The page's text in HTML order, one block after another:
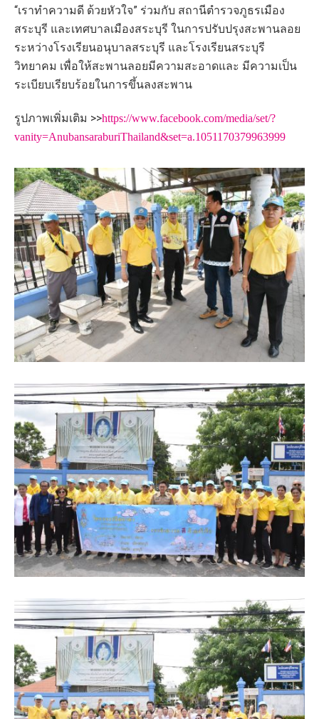
“เราทำความดี ด้วยหัวใจ” ร่วมกับ สถานีตำรวจภูธรเมือง
สระบุรี และเทศบาลเมืองสระบุรี ในการปรับปรุงสะพานลอย
ระหว่างโรงเรียนอนุบาลสระบุรี และโรงเรียนสระบุรี
วิทยาคม เพื่อให้สะพานลอยมีความสะอาดและ มีความเป็น
ระเบียบเรียบร้อยในการขึ้นลงสะพาน
รูปภาพเพิ่มเติม >>https://www.facebook.com/media/set/?
vanity=AnubansaraburiThailand&set=a.1051170379963999